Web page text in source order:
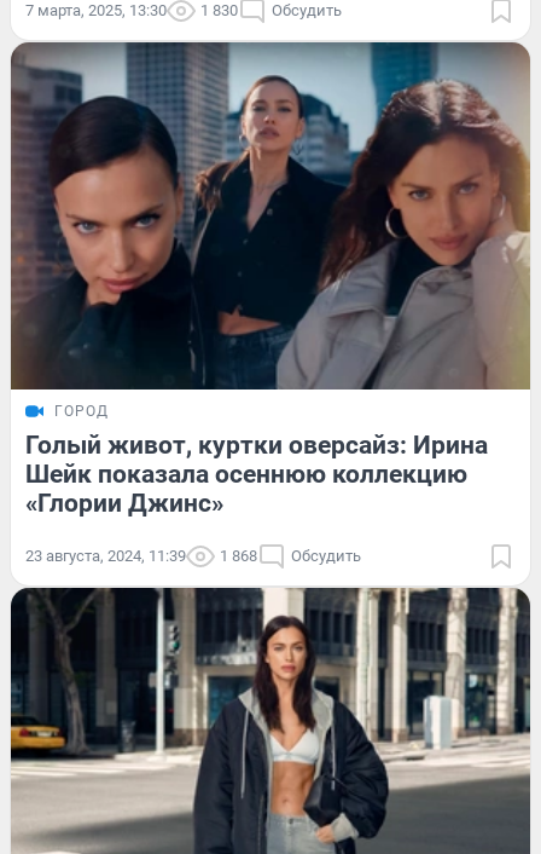
7 марта, 2025, 13:30 1 830 Обсудить
ГОРОД
Голый живот, куртки оверсайз: Ирина
Шейк показала осеннюю коллекцию
«Глории Джинс»
23 августа, 2024, 11:39 1 868 Обсудить